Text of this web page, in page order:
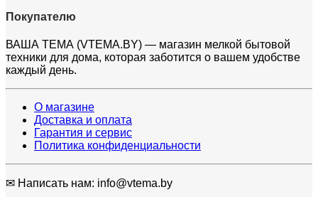
Покупателю
ВАША ТЕМА (VTEMA.BY) — магазин мелкой бытовой
техники для дома, которая заботится о вашем удобстве
каждый день.
О магазине
Доставка и оплата
Гарантия и сервис
Политика конфиденциальности
✉ Написать нам: info@vtema.by